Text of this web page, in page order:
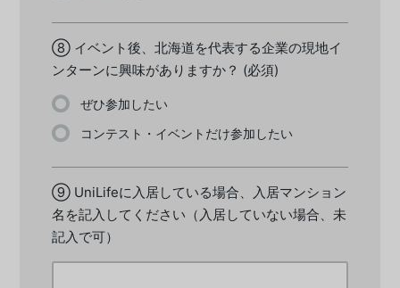
⑧ イベント後、北海道を代表する企業の現地イ
ンターンに興味がありますか？ (必須)
ぜひ参加したい
コンテスト・イベントだけ参加したい
⑨ UniLifeに入居している場合、入居マンション
名を記入してください（入居していない場合、未
記入で可）